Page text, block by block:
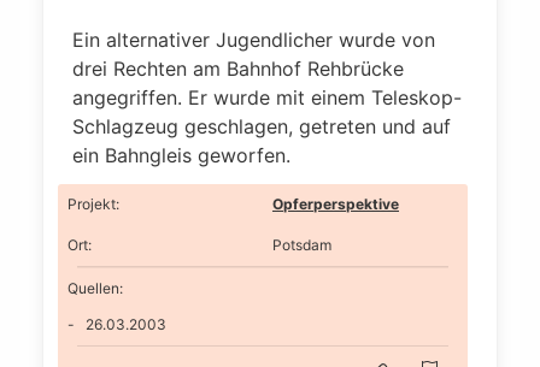
Ein alternativer Jugendlicher wurde von
drei Rechten am Bahnhof Rehbrücke
angegriffen. Er wurde mit einem Teleskop-
Schlagzeug geschlagen, getreten und auf
ein Bahngleis geworfen.
Projekt: Opferperspektive
Ort: Potsdam
Quellen:
26.03.2003